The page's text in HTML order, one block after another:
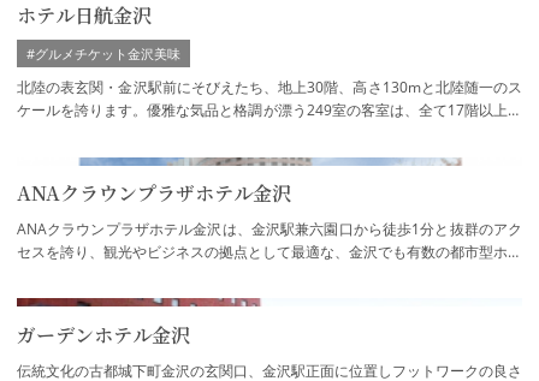
ホテル日航金沢
北陸の表玄関・金沢駅前にそびえたち、地上30階、高さ130mと北陸随一のス
ケールを誇ります。優雅な気品と格調が漂う249室の客室は、全て17階以上に
#グルメチケット金沢美味
ANAクラウンプラザホテル金沢
ANAクラウンプラザホテル金沢は、金沢駅兼六園口から徒歩1分と抜群のアク
セスを誇り、観光やビジネスの拠点として最適な、金沢でも有数の都市型ホテ
ガーデンホテル金沢
伝統文化の古都城下町金沢の玄関口、金沢駅正面に位置しフットワークの良さ